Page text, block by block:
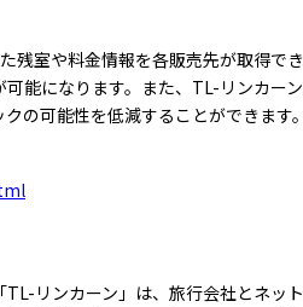
残室や料金情報を各販売先が取得で
能になります。また、TL-リンカー
の可能性を低減することができます。
リンカーン」は、旅行会社とネッ